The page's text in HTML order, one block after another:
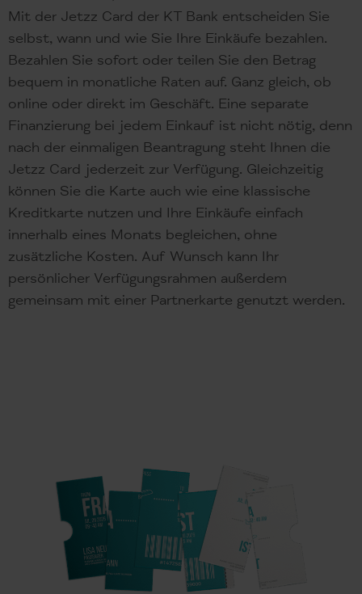
Mit der Jetzz Card der KT Bank entscheiden Sie
selbst, wann und wie Sie Ihre Einkäufe bezahlen.
Bezahlen Sie sofort oder teilen Sie den Betrag
bequem in monatliche Raten auf. Ganz gleich, ob
online oder direkt im Geschäft. Eine separate
Finanzierung bei jedem Einkauf ist nicht nötig, denn
nach der einmaligen Beantragung steht Ihnen die
Jetzz Card jederzeit zur Verfügung. Gleichzeitig
können Sie die Karte auch wie eine klassische
Kreditkarte nutzen und Ihre Einkäufe einfach
innerhalb eines Monats begleichen, ohne
zusätzliche Kosten. Auf Wunsch kann Ihr
persönlicher Verfügungsrahmen außerdem
gemeinsam mit einer Partnerkarte genutzt werden.